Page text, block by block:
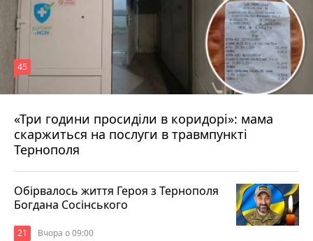
«Три години просиділи в коридорі»: мама
скаржиться на послуги в травмпункті
Тернополя
45
Вчора о 13:05
Обірвалось життя Героя з Тернополя
Богдана Сосінського
21 Вчора о 09:00